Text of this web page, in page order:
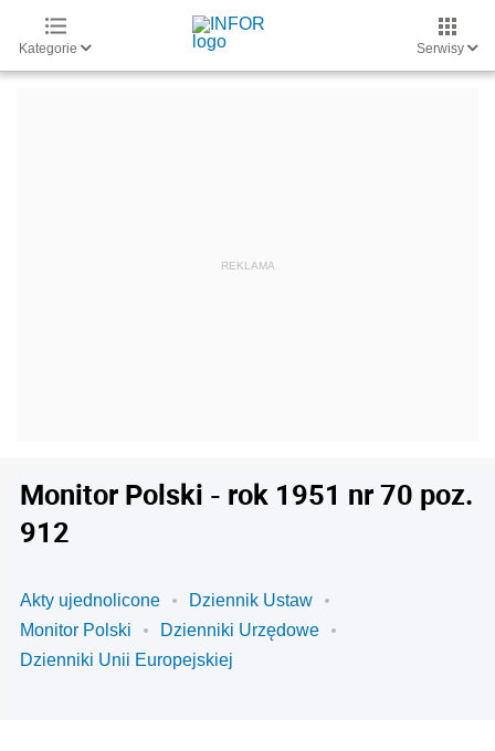
Kategorie Serwisy
Monitor Polski - rok 1951 nr 70 poz.
912
Akty ujednolicone
Dziennik Ustaw
Monitor Polski
Dzienniki Urzędowe
Dzienniki Unii Europejskiej